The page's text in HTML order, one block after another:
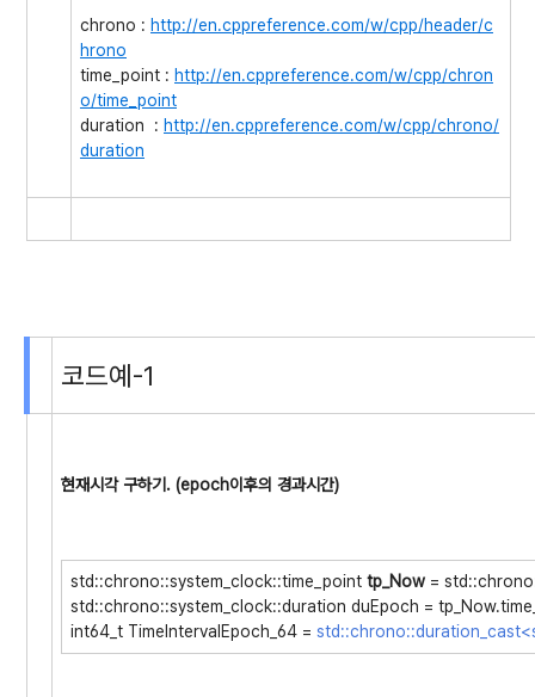
chrono : http://en.cppreference.com/w/cpp/header/c
hrono
time_point : http://en.cppreference.com/w/cpp/chron
o/time_point
duration : http://en.cppreference.com/w/cpp/chrono/
duration
코드예-1
현재시각 구하기. (epoch이후의 경과시간)
std::chrono::system_clock::time_point tp_Now =
std::chrono::system_clock::duration duEpoch =
int64_t TimeIntervalEpoch_64 =